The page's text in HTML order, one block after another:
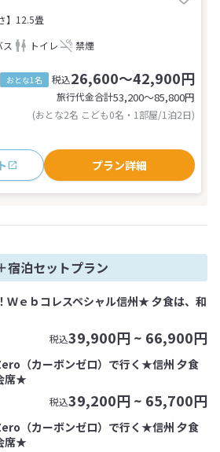
】12.5畳
ス トイレ 禁煙
おとな1名 税込26,600～42,900円
旅行代金合計53,200〜85,800円
(おとな2名 こども0名・1部屋/1泊2日)
プラン詳細
宿泊セットプラン
Ｗｅｂコレスペシャル信州★ 夕食は、和
税込39,900円 ~ 66,900円
（カーボンゼロ）で行く★信州 夕食
席★
税込39,200円 ~ 65,700円
（カーボンゼロ）で行く★信州 夕食
席★